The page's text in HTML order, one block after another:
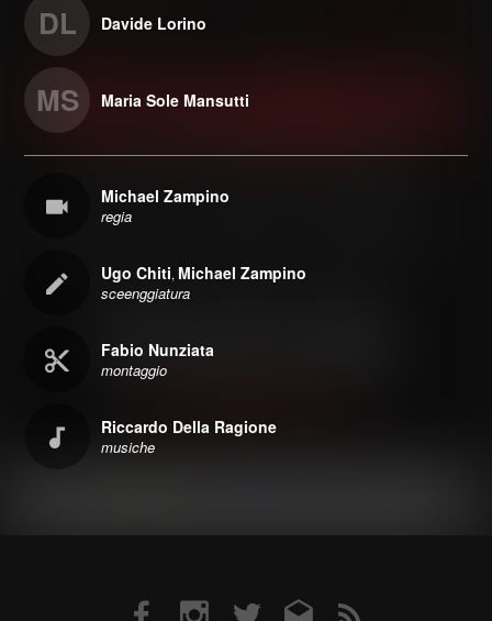
DL Davide Lorino
MS Maria Sole Mansutti
Michael Zampino
regia
Ugo Chiti, Michael Zampino
sceenggiatura
Fabio Nunziata
montaggio
Riccardo Della Ragione
musiche